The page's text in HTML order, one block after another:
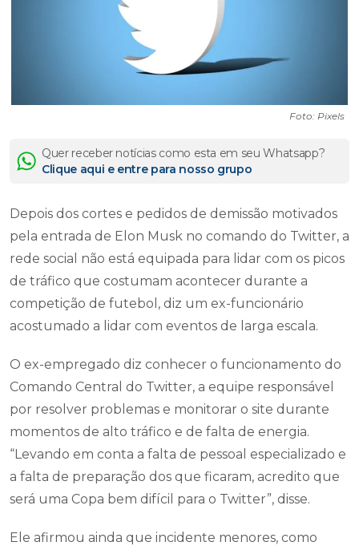
Foto: Pixels
Quer receber notícias como esta em seu Whatsapp?
Clique aqui e entre para nosso grupo
Depois dos cortes e pedidos de demissão motivados
pela entrada de Elon Musk no comando do Twitter, a
rede social não está equipada para lidar com os picos
de tráfico que costumam acontecer durante a
competição de futebol, diz um ex-funcionário
acostumado a lidar com eventos de larga escala.
O ex-empregado diz conhecer o funcionamento do
Comando Central do Twitter, a equipe responsável
por resolver problemas e monitorar o site durante
momentos de alto tráfico e de falta de energia.
“Levando em conta a falta de pessoal especializado e
a falta de preparação dos que ficaram, acredito que
será uma Copa bem difícil para o Twitter”, disse.
Ele afirmou ainda que incidente menores, como